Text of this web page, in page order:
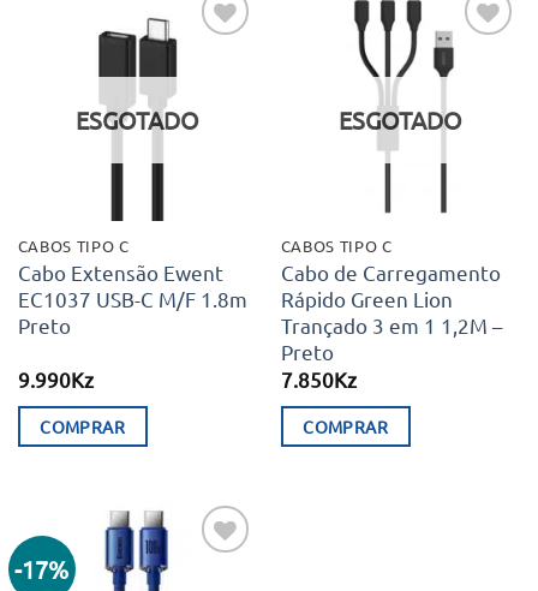
aos meus
desejos
ESGOTADO
CABOS TIPO C
Cabo Extensão Ewent
EC1037 USB-C M/F 1.8m
Preto
9.990Kz
COMPRAR
Adicionar
aos meus
ESGOTADO
CABOS TIPO C
Cabo de Carregamento
Rápido Green Lion
Trançado 3 em 1 1,2M –
Preto
7.850Kz
COMPRAR
-17%
Adicionar